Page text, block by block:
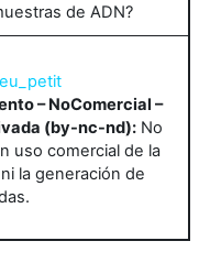
de ADN?
– NoComercial –
(by-nc-nd): No
uso comercial de la
la generación de